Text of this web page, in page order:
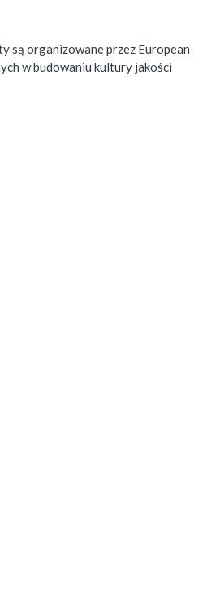
są organizowane przez European
w budowaniu kultury jakości